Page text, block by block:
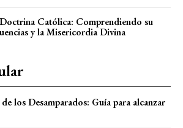
Católica: Comprendiendo su
y la Misericordia Divina
los Desamparados: Guía para alcanzar